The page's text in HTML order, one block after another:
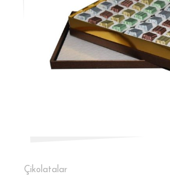
Çikolatalar